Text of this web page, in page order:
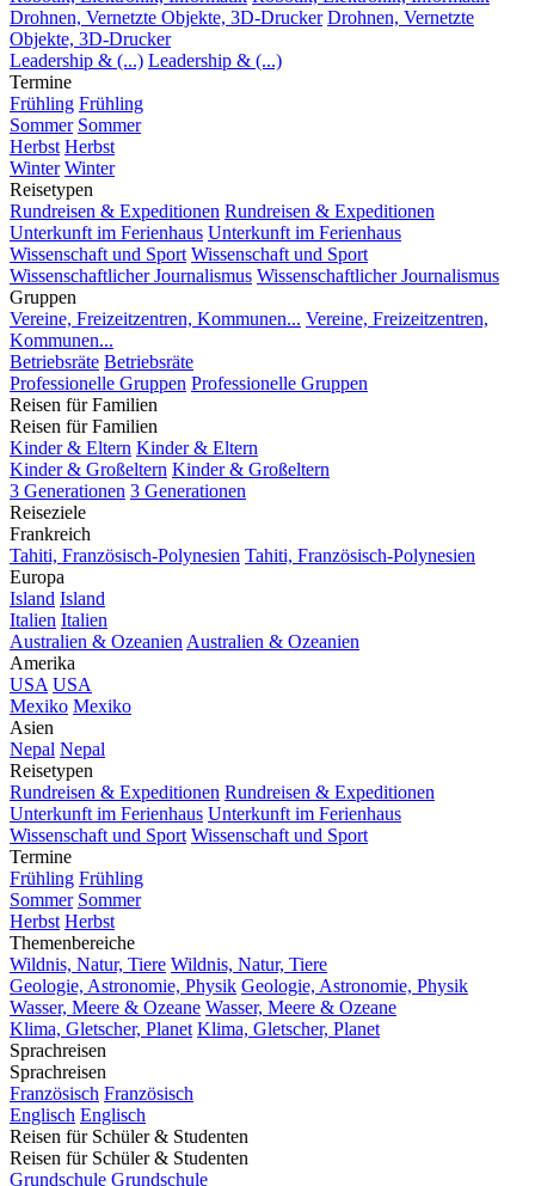
Drohnen, Vernetzte Objekte, 3D-Drucker Drohnen, Vernetzte
Objekte, 3D-Drucker
Leadership & (...) Leadership & (...)
Termine
Frühling Frühling
Sommer Sommer
Herbst Herbst
Winter Winter
Reisetypen
Rundreisen & Expeditionen Rundreisen & Expeditionen
Unterkunft im Ferienhaus Unterkunft im Ferienhaus
Wissenschaft und Sport Wissenschaft und Sport
Wissenschaftlicher Journalismus Wissenschaftlicher Journalismus
Gruppen
Vereine, Freizeitzentren, Kommunen... Vereine, Freizeitzentren,
Kommunen...
Betriebsräte Betriebsräte
Professionelle Gruppen Professionelle Gruppen
Reisen für Familien
Reisen für Familien
Kinder & Eltern Kinder & Eltern
Kinder & Großeltern Kinder & Großeltern
3 Generationen 3 Generationen
Reiseziele
Frankreich
Tahiti, Französisch-Polynesien Tahiti, Französisch-Polynesien
Europa
Island Island
Italien Italien
Australien & Ozeanien Australien & Ozeanien
Amerika
USA USA
Mexiko Mexiko
Asien
Nepal Nepal
Reisetypen
Rundreisen & Expeditionen Rundreisen & Expeditionen
Unterkunft im Ferienhaus Unterkunft im Ferienhaus
Wissenschaft und Sport Wissenschaft und Sport
Termine
Frühling Frühling
Sommer Sommer
Herbst Herbst
Themenbereiche
Wildnis, Natur, Tiere Wildnis, Natur, Tiere
Geologie, Astronomie, Physik Geologie, Astronomie, Physik
Wasser, Meere & Ozeane Wasser, Meere & Ozeane
Klima, Gletscher, Planet Klima, Gletscher, Planet
Sprachreisen
Sprachreisen
Französisch Französisch
Englisch Englisch
Reisen für Schüler & Studenten
Reisen für Schüler & Studenten
Grundschule Grundschule